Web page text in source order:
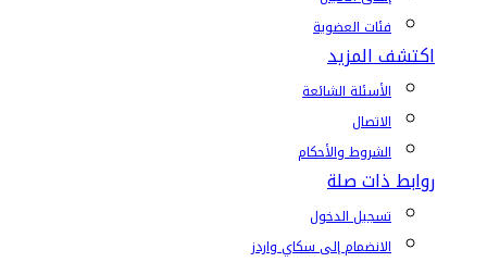
فئات العضوية
اكتشف المزيد
الأسئلة الشائعة
الاتصال
الشروط والأحكام
روابط ذات صلة
تسجيل الدخول
الانضمام إلى سكاي واردز